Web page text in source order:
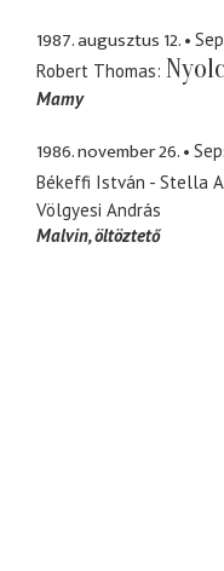
1987. augusztus 12.
Robert Thomas
Mamy
1986. november 26.
Békeffi István - Stella
Völgyesi András
Malvin öltöztető